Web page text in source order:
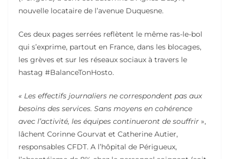
nouvelle locataire de l’avenue Duquesne.
Ces deux pages serrées reflètent le même ras-le-bol
qui s’exprime, partout en France, dans les blocages,
les grèves et sur les réseaux sociaux à travers le
hastag #BalanceTonHosto.
« Les effectifs journaliers ne correspondent pas aux
besoins des services. Sans moyens en cohérence
avec l’activité, les équipes continueront de souffrir »,
lâchent Corinne Gourvat et Catherine Autier,
responsables CFDT. A l’hôpital de Périgueux,